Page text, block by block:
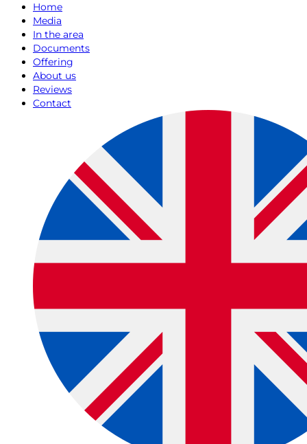
Home
Media
In the area
Documents
Offering
About us
Reviews
Contact